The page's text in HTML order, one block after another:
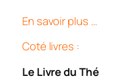
En savoir plus …
Coté livres :
Le Livre du Thé